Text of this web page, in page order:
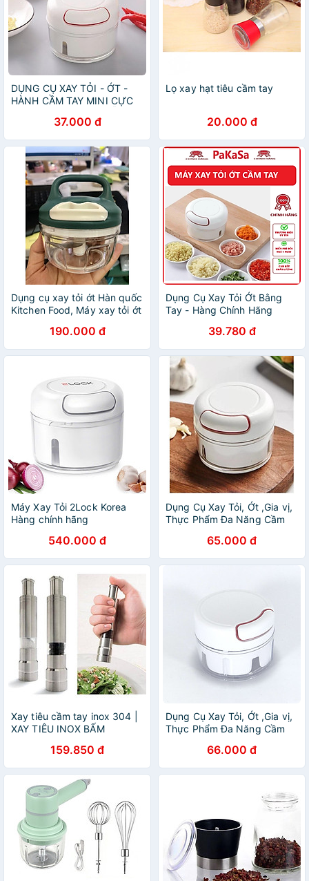
DỤNG CỤ XAY TỎI - ỚT -
HÀNH CẦM TAY MINI CỰC
ĐẸP TÂN TIẾN37.000 đ
Lọ xay hạt tiêu cầm tay
20.000 đ
Dụng cụ xay tỏi ớt Hàn quốc
Kitchen Food, Máy xay tỏi ớt
190.000 đ
Dụng Cụ Xay Tỏi Ớt Bằng
Tay - Hàng Chính Hãng
39.780 đ
Máy Xay Tỏi 2Lock Korea
Hàng chính hãng
540.000 đ
Dụng Cụ Xay Tỏi, Ớt ,Gia vị,
Thực Phẩm Đa Năng Cầm
- Hàng Chính Hãng MINIIN
65.000 đ
Xay tiêu cầm tay inox 304 |
XAY TIÊU INOX BẤM
159.850 đ
Dụng Cụ Xay Tỏi, Ớt ,Gia vị,
Thực Phẩm Đa Năng Cầm
tường màu ngẫu nhiên)
66.000 đ